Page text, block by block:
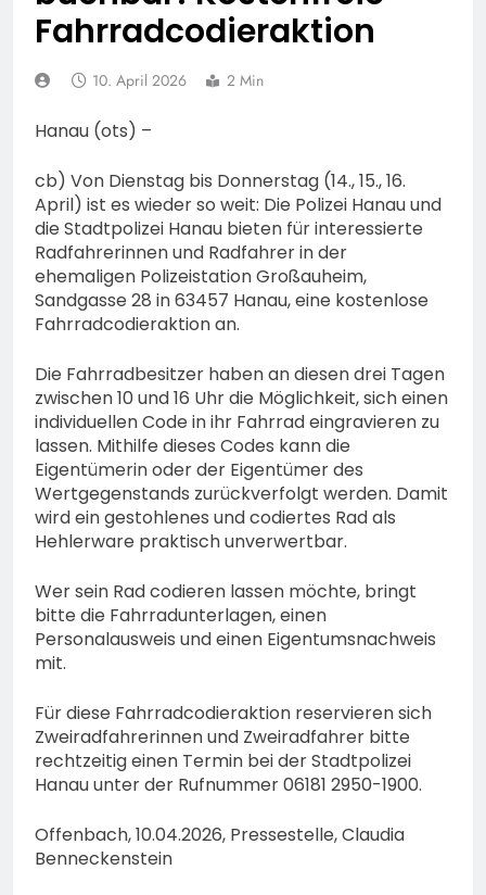
Aufenthalt von Ricardo
Zaragoza Gonzalez
POL-OH: Fahndung nach
vermisstem Michael S.
HZA-F: Frankfurter
Gastro- und
Sicherheitsgewerbe durch
Polizeipräsidium
Osthessen Jubiläumsfest
am Samstag, 15. August
(11-18 Uhr)- Bürgerinnen
und Bürger erhalten
spannende Einblicke in die
Polizeiarbeit
7. August 2026
Mittelhessen: MARBURG-
BIEDENKOPF: Satz Räder
gefunden – Polizei bittet
um Mithilfe
6. August 2026
POL-OH: Die Polizeistation
neuen Leiter:
Amtseinführung von
Markus Höfer
6. August 2026
POL-HR: Folgemeldung:
74-jähriger Claus-Peter
H. weiterhin vermisst –
Erneute Veröffentlichung
eines Fotos
6. August 2026
Feuerwehr MTK:
Waldbrandlöschzug des
Main-Taunus-Kreises
unterstützt bei Waldbrand
– Rund 45 Einsatzkräfte
sicherten in schwierigem
Gelände die Flanken des
Brandgebietes
6. August 2026
Fahrradcodieraktion
10. April 2026 2 Min
Hanau (ots) –
cb) Von Dienstag bis Donnerstag (14., 15., 16.
April) ist es wieder so weit: Die Polizei Hanau und
die Stadtpolizei Hanau bieten für interessierte
Radfahrerinnen und Radfahrer in der
ehemaligen Polizeistation Großauheim,
Sandgasse 28 in 63457 Hanau, eine kostenlose
Fahrradcodieraktion an.
Die Fahrradbesitzer haben an diesen drei Tagen
zwischen 10 und 16 Uhr die Möglichkeit, sich einen
individuellen Code in ihr Fahrrad eingravieren zu
lassen. Mithilfe dieses Codes kann die
Eigentümerin oder der Eigentümer des
Wertgegenstands zurückverfolgt werden. Damit
wird ein gestohlenes und codiertes Rad als
Hehlerware praktisch unverwertbar.
Wer sein Rad codieren lassen möchte, bringt
bitte die Fahrradunterlagen, einen
Personalausweis und einen Eigentumsnachweis
mit.
Für diese Fahrradcodieraktion reservieren sich
Zweiradfahrerinnen und Zweiradfahrer bitte
rechtzeitig einen Termin bei der Stadtpolizei
Hanau unter der Rufnummer 06181 2950-1900.
Offenbach, 10.04.2026, Pressestelle, Claudia
Benneckenstein